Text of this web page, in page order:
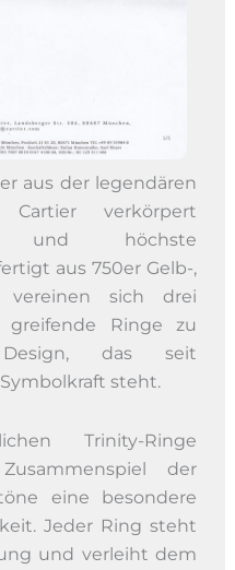
aus der legendären
Cartier verkörpert
und höchste
aus 750er Gelb-,
vereinen sich drei
greifende Ringe zu
das seit
steht.
Trinity-Ringe
der
eine besondere
Jeder Ring steht
und verleiht dem